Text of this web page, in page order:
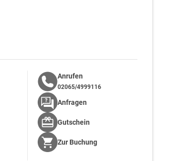
Anrufen
02065/4999116
Anfragen
Gutschein
Zur Buchung